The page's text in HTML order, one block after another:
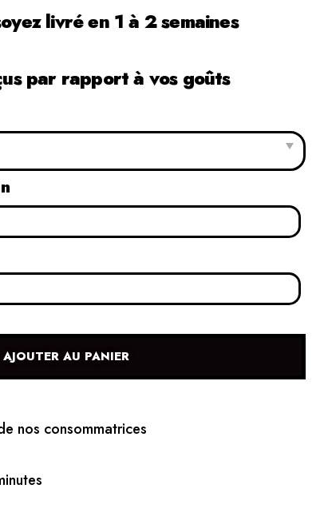
livré en 1 à 2 semaines
par rapport à vos goûts
AJOUTER AU PANIER
nos consommatrices